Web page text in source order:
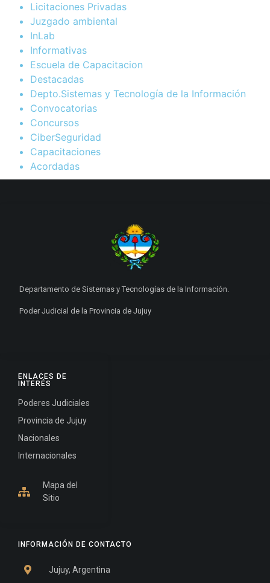
Licitaciones Privadas
Juzgado ambiental
InLab
Informativas
Escuela de Capacitacion
Destacadas
Depto.Sistemas y Tecnología de la Información
Convocatorias
Concursos
CiberSeguridad
Capacitaciones
Acordadas
INFORMACIÓN DE CONTACTO
Jujuy, Argentina
ENLACES DE
INTERÉS
Poderes Judiciales
Provincia de Jujuy
Nacionales
Internacionales
Mapa del
Sitio
Departamento de Sistemas y Tecnologías de la Información.
Poder Judicial de la Provincia de Jujuy